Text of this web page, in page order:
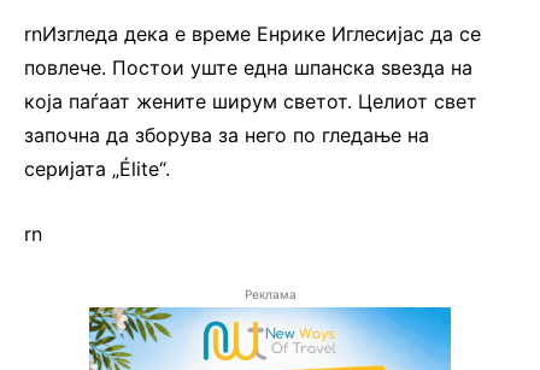
rnИзгледа дека е време Енрике Иглесијас да се
повлече. Постои уште една шпанска ѕвезда на
која паѓаат жените ширум светот. Целиот свет
започна да зборува за него по гледање на
серијата „Élite“.
rn
Реклама